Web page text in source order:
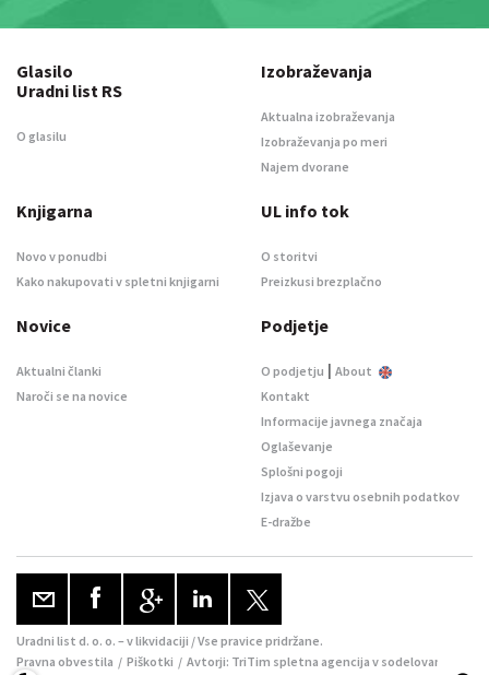
Glasilo
Uradni list RS
O glasilu
Izobraževanja
Aktualna izobraževanja
Izobraževanja po meri
Najem dvorane
Knjigarna
Novo v ponudbi
Kako nakupovati v spletni knjigarni
UL info tok
O storitvi
Preizkusi brezplačno
Novice
Aktualni članki
Naroči se na novice
Podjetje
O podjetju | About
Kontakt
Informacije javnega značaja
Oglaševanje
Splošni pogoji
Izjava o varstvu osebnih podatkov
E-dražbe
Uradni list d. o. o. – v likvidaciji / Vse pravice pridržane.
Pravna obvestila / Piškotki / Avtorji: TriTim spletna agencija v sodelovanju z